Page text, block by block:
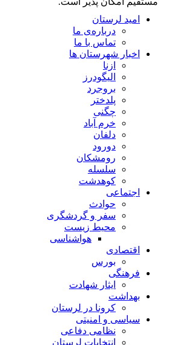
امید لرستان
درباره‌ی ما
تماس با ما
اخبار شهرستان ها
ازنا
الیگودرز
بروجرد
پلدختر
چگنی
خرم آباد
دلفان
دورود
رومشکان
سلسله
کوهدشت
اجتماعی
حوادث
سفر و گردشگری
محیط زیست
هواشناسی
اقتصادی
بورس
فرهنگی
ایثار شهادت
بهداشت
کرونا در لرستان
سیاسی و امنیتی
نظامی دفاعی
انتخابات لرستان